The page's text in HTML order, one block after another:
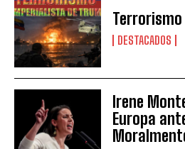
DESTACADOS
Irene
Europa